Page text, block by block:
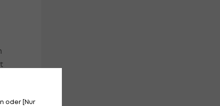
oder [Nur